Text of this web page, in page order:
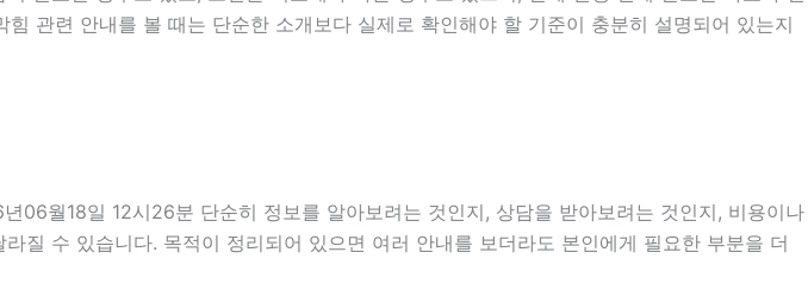
관련 안내를 볼 때는 단순한 소개보다 실제로 확인해야 할 기준이 충분히 설명되어 있는지
월18일 12시26분 단순히 정보를 알아보려는 것인지, 상담을 받아보려는 것인지, 비용이나
질 수 있습니다. 목적이 정리되어 있으면 여러 안내를 보더라도 본인에게 필요한 부분을 더